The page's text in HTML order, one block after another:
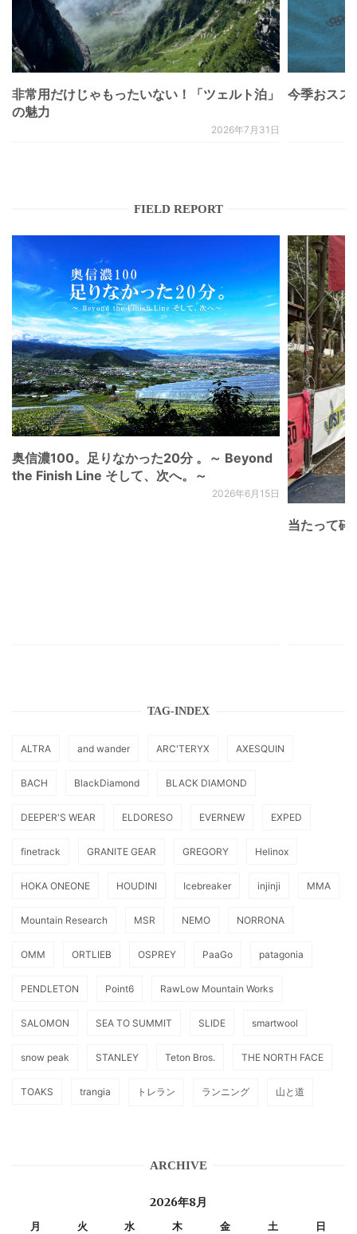
非常用だけじゃもったいない！「ツェルト泊」
の魅力
2026年7月31日
今季おスス
FIELD REPORT
奥信濃100。足りなかった20分 。～ Beyond
the Finish Line そして、次へ。～
2026年6月15日
当たって砕
TAG-INDEX
ALTRA and wander ARC'TERYX AXESQUIN
BACH BlackDiamond BLACK DIAMOND
DEEPER'S WEAR ELDORESO EVERNEW EXPED
finetrack GRANITE GEAR GREGORY Helinox
HOKA ONEONE HOUDINI Icebreaker injinji MMA
Mountain Research MSR NEMO NORRONA
OMM ORTLIEB OSPREY PaaGo patagonia
PENDLETON Point6 RawLow Mountain Works
SALOMON SEA TO SUMMIT SLIDE smartwool
snow peak STANLEY Teton Bros. THE NORTH FACE
TOAKS trangia トレラン ランニング 山と道
ARCHIVE
2026年8月
月 火 水 木 金 土 日